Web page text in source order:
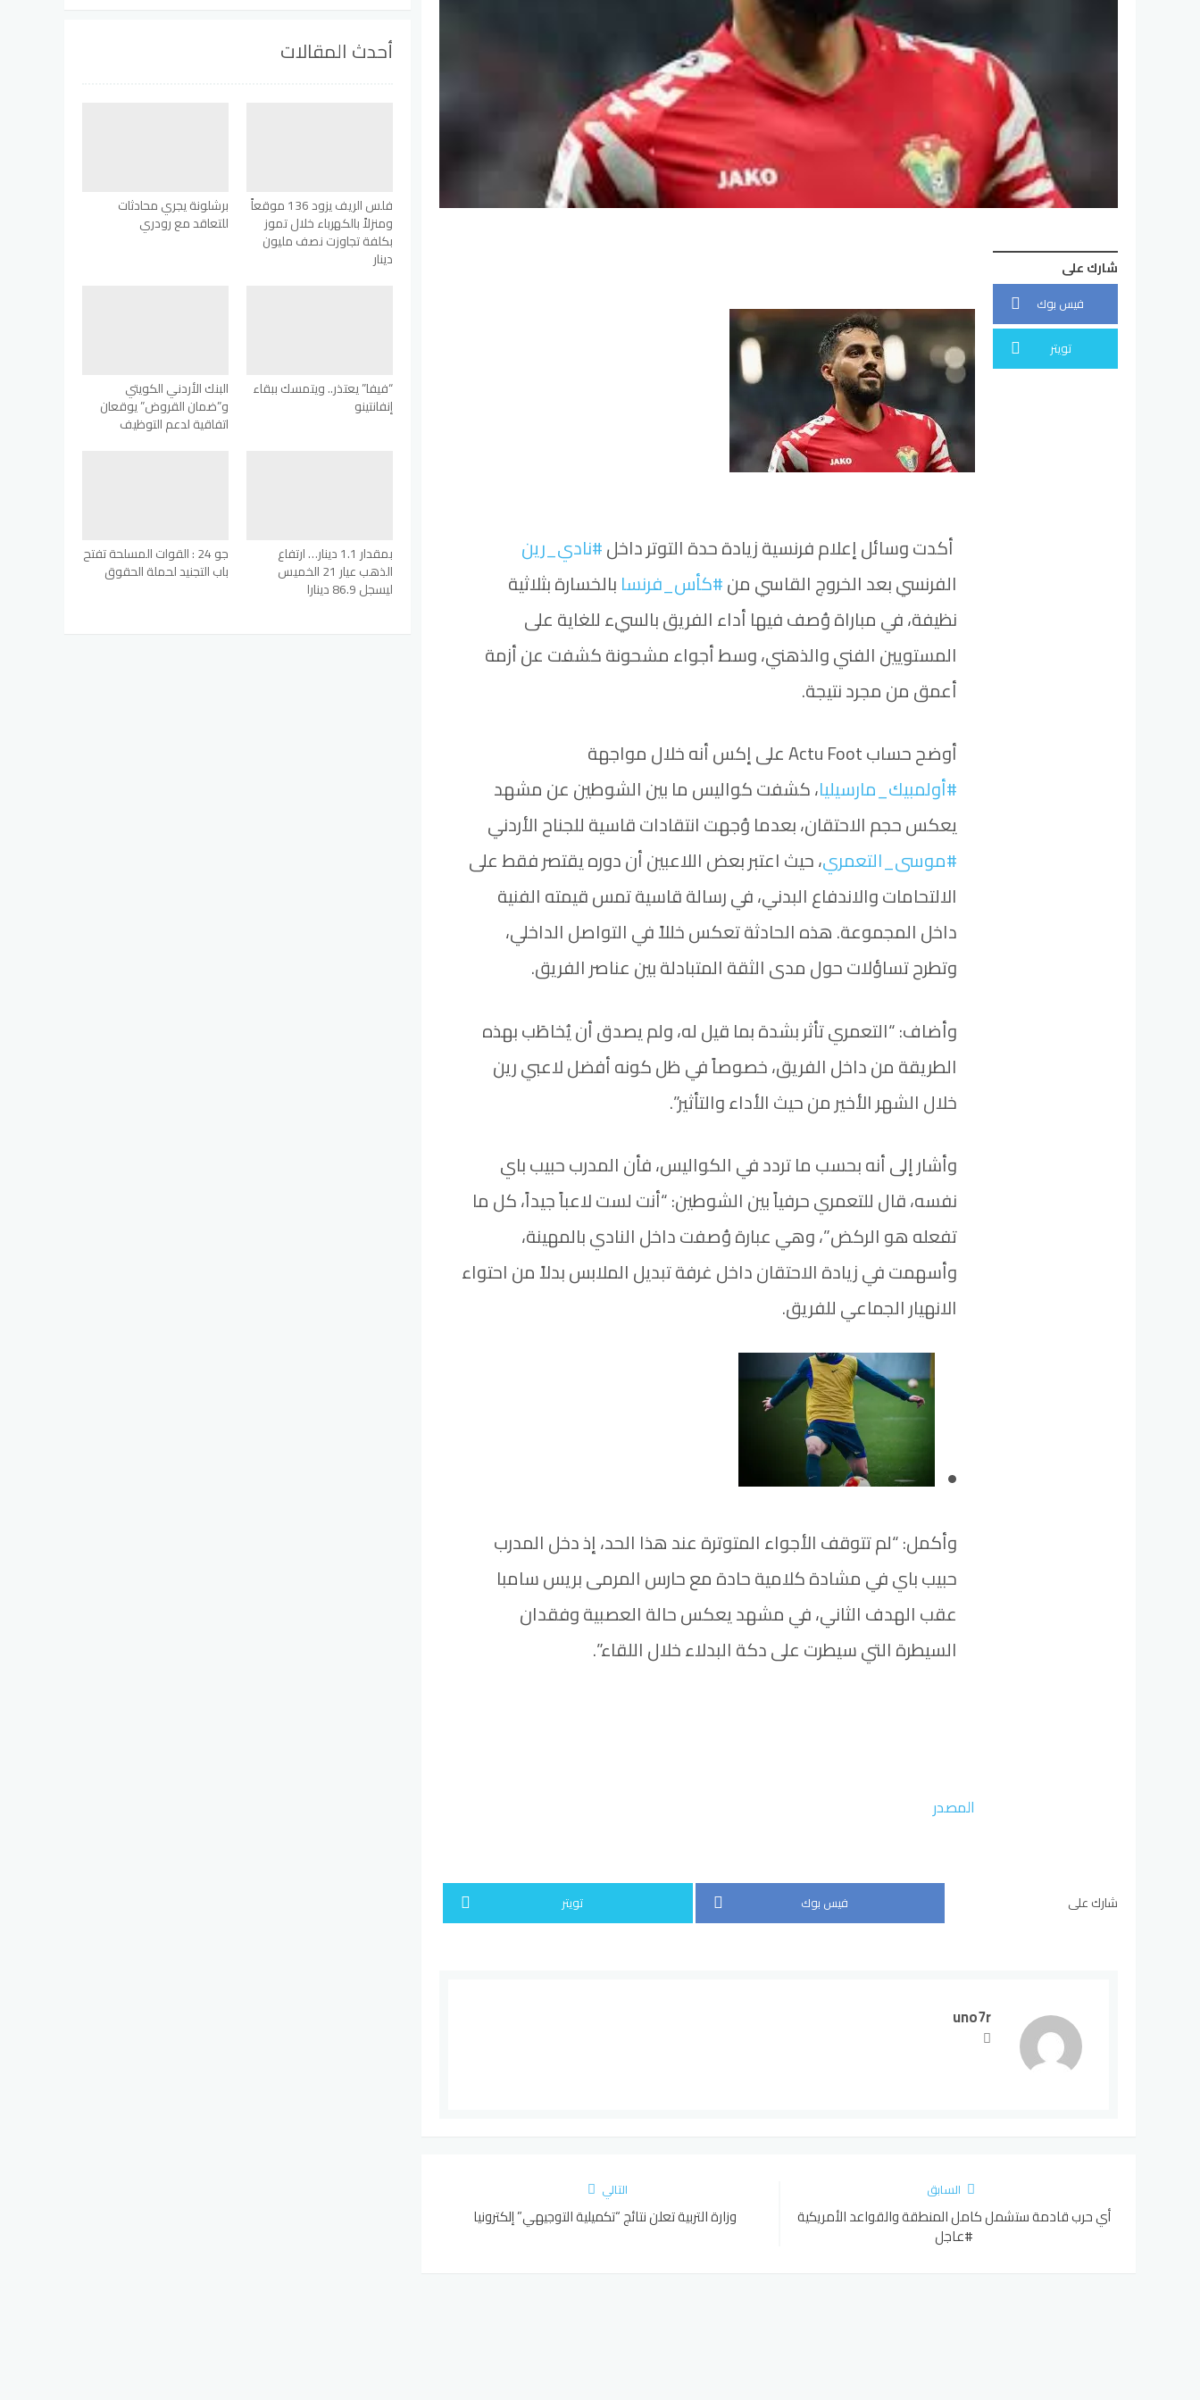
شارك على
فيس بوك
تويتر
أكدت وسائل إعلام فرنسية زيادة حدة التوتر داخل#نادي_رين
الفرنسي بعد الخروج القاسي من#كأس_فرنسابالخسارة بثلاثية
نظيفة، في مباراة وُصف فيها أداء الفريق بالسيء للغاية على
المستويين الفني والذهني، وسط أجواء مشحونة كشفت عن أزمة
أعمق من مجرد نتيجة.
أوضح حساب Actu Foot على إكس أنه خلال مواجهة
#أولمبيك_مارسيليا، كشفت كواليس ما بين الشوطين عن مشهد
يعكس حجم الاحتقان، بعدما وُجهت انتقادات قاسية للجناح الأردني
#موسى_التعمري، حيث اعتبر بعض اللاعبين أن دوره يقتصر فقط على
الالتحامات والاندفاع البدني، في رسالة قاسية تمس قيمته الفنية
داخل المجموعة. هذه الحادثة تعكس خللاً في التواصل الداخلي،
وتطرح تساؤلات حول مدى الثقة المتبادلة بين عناصر الفريق.
وأضاف: “التعمري تأثر بشدة بما قيل له، ولم يصدق أن يُخاطَب بهذه
الطريقة من داخل الفريق، خصوصاً في ظل كونه أفضل لاعبي رين
خلال الشهر الأخير من حيث الأداء والتأثير”.
وأشار إلى أنه بحسب ما تردد في الكواليس، فأن المدرب حبيب باي
نفسه، قال للتعمري حرفياً بين الشوطين: “أنت لست لاعباً جيداً، كل ما
تفعله هو الركض”، وهي عبارة وُصفت داخل النادي بالمهينة،
وأسهمت في زيادة الاحتقان داخل غرفة تبديل الملابس بدلاً من احتواء
الانهيار الجماعي للفريق.
وأكمل: “لم تتوقف الأجواء المتوترة عند هذا الحد، إذ دخل المدرب
حبيب باي في مشادة كلامية حادة مع حارس المرمى بريس سامبا
عقب الهدف الثاني، في مشهد يعكس حالة العصبية وفقدان
السيطرة التي سيطرت على دكة البدلاء خلال اللقاء”.
المصدر
شارك على فيس بوك تويتر
uno7r
السابق
أي حرب قادمة ستشمل كامل المنطقة والقواعد الأمريكية
#عاجل
التالي
وزارة التربية تعلن نتائج “تكميلية التوجيهي” إلكترونيا
أحدث المقالات
فلس الريف يزود 136 موقعاً
ومنزلاً بالكهرباء خلال تموز
بكلفة تجاوزت نصف مليون
دينار
برشلونة يجري محادثات
للتعاقد مع رودري
“فيفا” يعتذر.. ويتمسك ببقاء
إنفانتينو
البنك الأردني الكويتي
و”ضمان القروض” يوقعان
اتفاقية لدعم التوظيف
بمقدار 1.1 دينار… ارتفاع
الذهب عيار 21 الخميس
ليسجل 86.9 دينارا
جو 24 : القوات المسلحة تفتح
باب التجنيد لحملة الحقوق